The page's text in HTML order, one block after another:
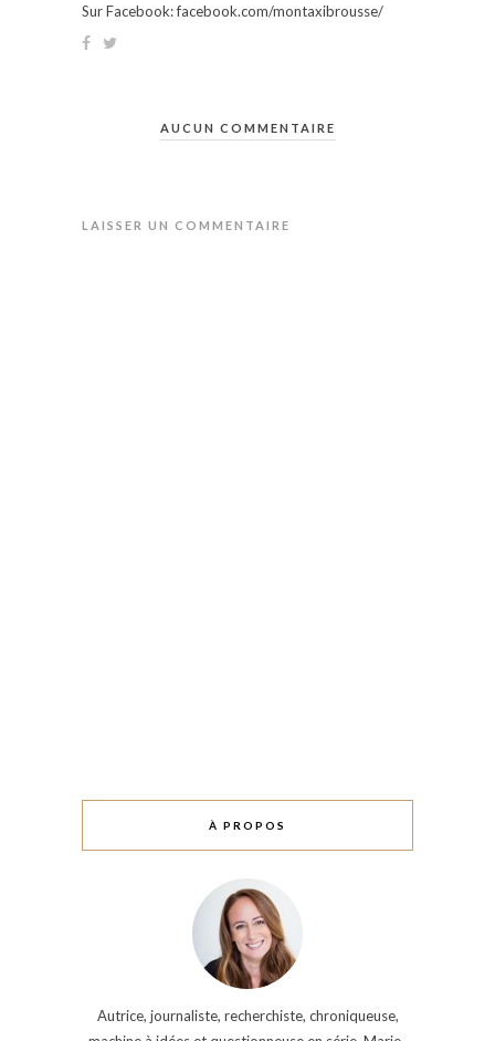
Sur Facebook: facebook.com/montaxibrousse/
AUCUN COMMENTAIRE
LAISSER UN COMMENTAIRE
À PROPOS
Autrice, journaliste, recherchiste, chroniqueuse,